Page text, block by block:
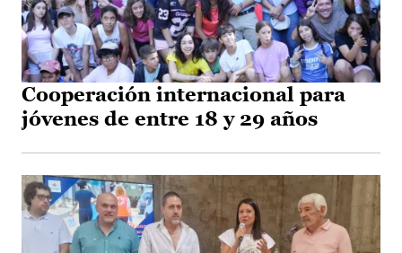
Cooperación internacional para
jóvenes de entre 18 y 29 años